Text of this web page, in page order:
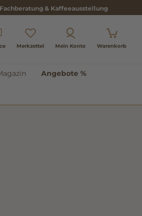
Fachberatung & Kaffeeausstellung
Merkzettel Mein Konto Warenkorb
Angebote %